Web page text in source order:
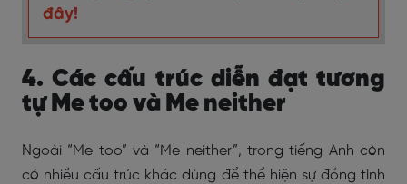
đây!
4. Các cấu trúc diễn đạt tương
tự Me too và Me neither
Ngoài “Me too” và “Me neither”, trong tiếng Anh còn
có nhiều cấu trúc khác dùng để thể hiện sự đồng tình